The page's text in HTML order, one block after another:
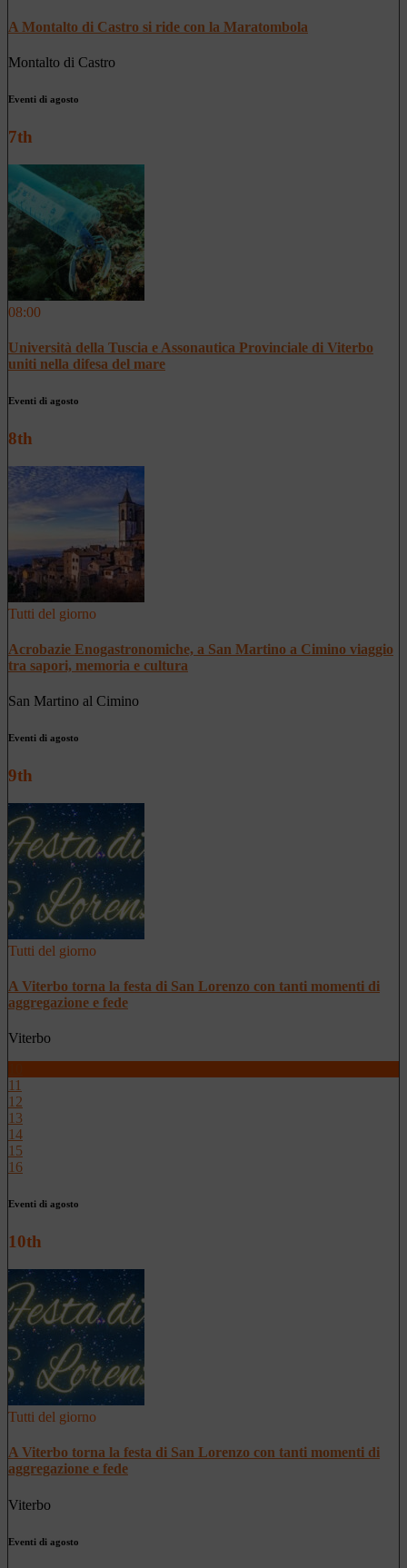
A Montalto di Castro si ride con la Maratombola
Montalto di Castro
Eventi di agosto
7th
08:00
Università della Tuscia e Assonautica Provinciale di Viterbo
uniti nella difesa del mare
Eventi di agosto
8th
Tutti del giorno
Acrobazie Enogastronomiche, a San Martino a Cimino viaggio
tra sapori, memoria e cultura
San Martino al Cimino
Eventi di agosto
9th
Tutti del giorno
A Viterbo torna la festa di San Lorenzo con tanti momenti di
aggregazione e fede
Viterbo
11
12
13
14
15
16
Eventi di agosto
10th
Tutti del giorno
A Viterbo torna la festa di San Lorenzo con tanti momenti di
aggregazione e fede
Viterbo
Eventi di agosto